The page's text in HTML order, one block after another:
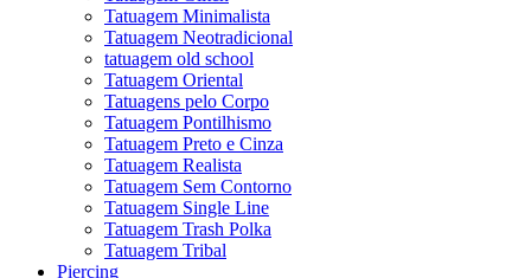
Tatuagem Minimalista
Tatuagem Neotradicional
tatuagem old school
Tatuagem Oriental
Tatuagens pelo Corpo
Tatuagem Pontilhismo
Tatuagem Preto e Cinza
Tatuagem Realista
Tatuagem Sem Contorno
Tatuagem Single Line
Tatuagem Trash Polka
Tatuagem Tribal
Piercing